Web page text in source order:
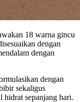
18 warna gincu
dengan
dengan
dengan
sekaligus
hidrat sepanjang hari.